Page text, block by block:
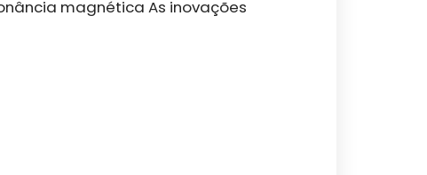
magnética As inovações